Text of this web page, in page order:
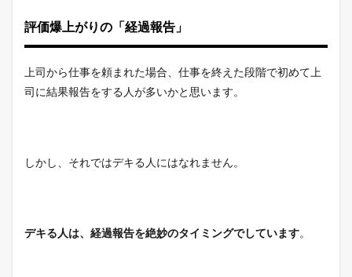
評価爆上がりの「経過報告」
上司から仕事を頼まれた場合、仕事を終えた段階で初めて上
司に結果報告をする人が多いかと思います。
しかし、それではデキる人にはなれません。
デキる人は、経過報告を絶妙のタイミングでしています。